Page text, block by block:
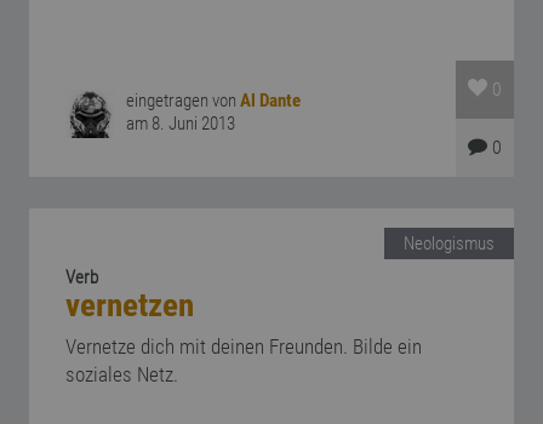
eingetragen vonAl Dante
am 8. Juni 2013
0
0
Neologismus
Verb
vernetzen
Vernetze dich mit deinen Freunden. Bilde ein
soziales Netz.